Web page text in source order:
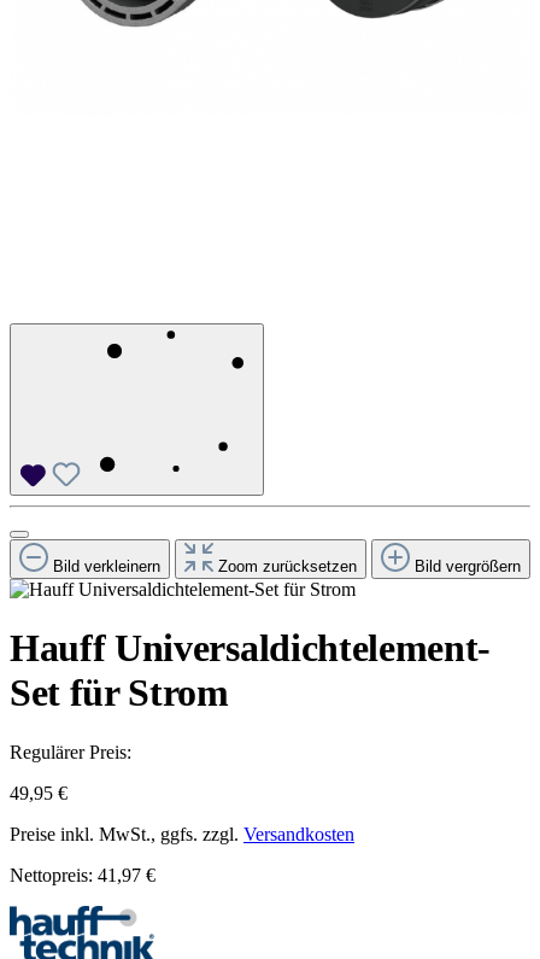
Bild verkleinern Zoom zurücksetzen Bild vergrößern
Hauff Universaldichtelement-
Set für Strom
Regulärer Preis:
49,95 €
Preise inkl. MwSt., ggfs. zzgl. Versandkosten
Nettopreis: 41,97 €